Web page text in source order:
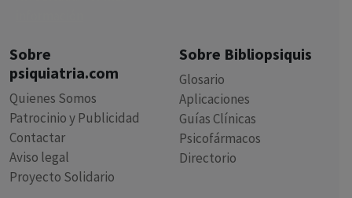
Sobre
psiquiatria.com
Quienes Somos
Patrocinio y Publicidad
Contactar
Aviso legal
Proyecto Solidario
Sobre Bibliopsiquis
Glosario
Aplicaciones
Guías Clínicas
Psicofármacos
Directorio